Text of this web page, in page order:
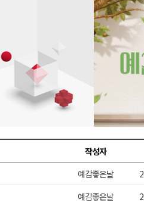
작성자
예감좋은날
예감좋은날